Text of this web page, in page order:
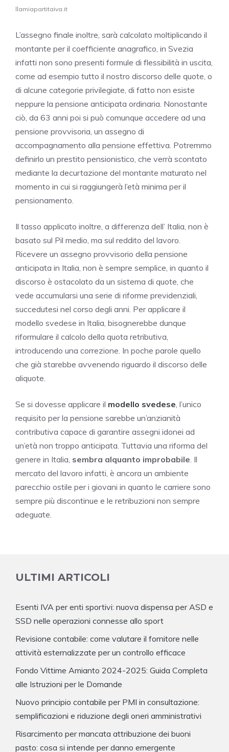
llamiapartitaiva.it
L’assegno finale inoltre, sarà calcolato moltiplicando il
montante per il coefficiente anagrafico, in Svezia
infatti non sono presenti formule di flessibilità in uscita,
come ad esempio tutto il nostro discorso delle quote, o
di alcune categorie privilegiate, di fatto non esiste
neppure la pensione anticipata ordinaria. Nonostante
ciò, da 63 anni poi si può comunque accedere ad una
pensione provvisoria, un assegno di
accompagnamento alla pensione effettiva. Potremmo
definirlo un prestito pensionistico, che verrà scontato
mediante la decurtazione del montante maturato nel
momento in cui si raggiungerà l’età minima per il
pensionamento.
Il tasso applicato inoltre, a differenza dell’ Italia, non è
basato sul Pil medio, ma sul reddito del lavoro.
Ricevere un assegno provvisorio della pensione
anticipata in Italia, non è sempre semplice, in quanto il
discorso è ostacolato da un sistema di quote, che
vede accumularsi una serie di riforme previdenziali,
succedutesi nel corso degli anni. Per applicare il
modello svedese in Italia, bisognerebbe dunque
riformulare il calcolo della quota retributiva,
introducendo una correzione. In poche parole quello
che già starebbe avvenendo riguardo il discorso delle
aliquote.
Se si dovesse applicare il modello svedese , l’unico
requisito per la pensione sarebbe un’anzianità
contributiva capace di garantire assegni idonei ad
un’età non troppo anticipata. Tuttavia una riforma del
genere in Italia, sembra alquanto improbabile . Il
mercato del lavoro infatti, è ancora un ambiente
parecchio ostile per i giovani in quanto le carriere sono
sempre più discontinue e le retribuzioni non sempre
adeguate.
ULTIMI ARTICOLI
Esenti IVA per enti sportivi: nuova dispensa per ASD e
SSD nelle operazioni connesse allo sport
Revisione contabile: come valutare il fornitore nelle
attività esternalizzate per un controllo efficace
Fondo Vittime Amianto 2024-2025: Guida Completa
alle Istruzioni per le Domande
Nuovo principio contabile per PMI in consultazione:
semplificazioni e riduzione degli oneri amministrativi
Risarcimento per mancata attribuzione dei buoni
pasto: cosa si intende per danno emergente